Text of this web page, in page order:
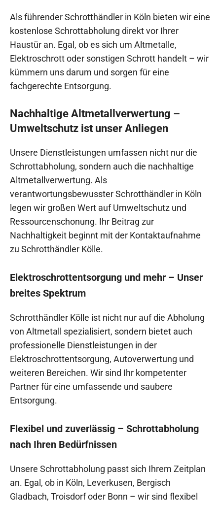
Als führender Schrotthändler in Köln bieten wir eine
kostenlose Schrottabholung direkt vor Ihrer
Haustür an. Egal, ob es sich um Altmetalle,
Elektroschrott oder sonstigen Schrott handelt – wir
kümmern uns darum und sorgen für eine
fachgerechte Entsorgung.
Nachhaltige Altmetallverwertung –
Umweltschutz ist unser Anliegen
Unsere Dienstleistungen umfassen nicht nur die
Schrottabholung, sondern auch die nachhaltige
Altmetallverwertung. Als
verantwortungsbewusster Schrotthändler in Köln
legen wir großen Wert auf Umweltschutz und
Ressourcenschonung. Ihr Beitrag zur
Nachhaltigkeit beginnt mit der Kontaktaufnahme
zu Schrotthändler Kölle.
Elektroschrottentsorgung und mehr – Unser
breites Spektrum
Schrotthändler Kölle ist nicht nur auf die Abholung
von Altmetall spezialisiert, sondern bietet auch
professionelle Dienstleistungen in der
Elektroschrottentsorgung, Autoverwertung und
weiteren Bereichen. Wir sind Ihr kompetenter
Partner für eine umfassende und saubere
Entsorgung.
Flexibel und zuverlässig – Schrottabholung
nach Ihren Bedürfnissen
Unsere Schrottabholung passt sich Ihrem Zeitplan
an. Egal, ob in Köln, Leverkusen, Bergisch
Gladbach, Troisdorf oder Bonn – wir sind flexibel